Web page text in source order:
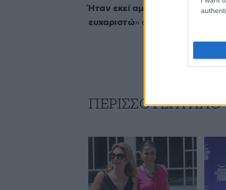
Ήταν εκεί αμέσως και ο ίδιος
ευχαριστώ» ανέφερε ο κ.
ΠΕΡΙΣΣΟΤΕΡΑ